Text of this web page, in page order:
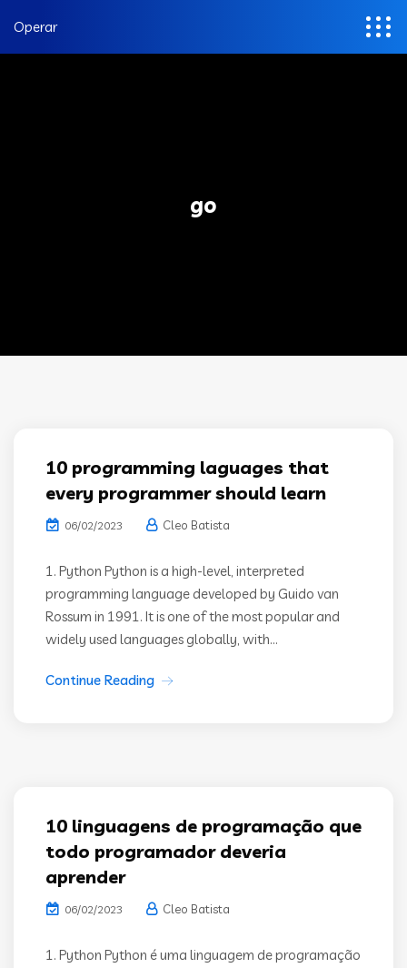
Operar
go
10 programming laguages that
every programmer should learn
06/02/2023 Cleo Batista
1. Python Python is a high-level, interpreted
programming language developed by Guido van
Rossum in 1991. It is one of the most popular and
widely used languages globally, with...
Continue Reading
10 linguagens de programação que
todo programador deveria
aprender
06/02/2023 Cleo Batista
1. Python Python é uma linguagem de programação